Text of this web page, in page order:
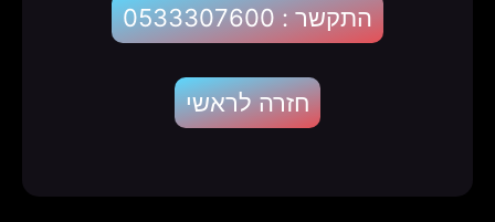
התקשר : 0533307600
חזרה לראשי